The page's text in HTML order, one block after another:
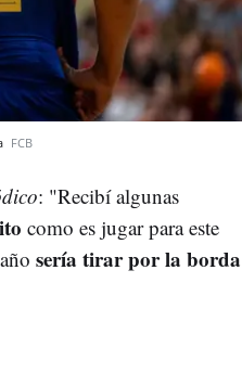
FCB
: "Recibí algunas
como es jugar para este
sería tirar por la borda